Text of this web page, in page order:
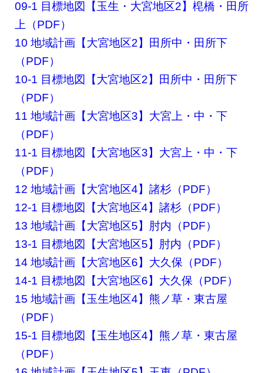
09-1 目標地図【玉生・大宮地区2】梍橋・田所
上（PDF）
10 地域計画【大宮地区2】田所中・田所下
（PDF）
10-1 目標地図【大宮地区2】田所中・田所下
（PDF）
11 地域計画【大宮地区3】大宮上・中・下
（PDF）
11-1 目標地図【大宮地区3】大宮上・中・下
（PDF）
12 地域計画【大宮地区4】諸杉（PDF）
12-1 目標地図【大宮地区4】諸杉（PDF）
13 地域計画【大宮地区5】肘内（PDF）
13-1 目標地図【大宮地区5】肘内（PDF）
14 地域計画【大宮地区6】大久保（PDF）
14-1 目標地図【大宮地区6】大久保（PDF）
15 地域計画【玉生地区4】熊ノ草・東古屋
（PDF）
15-1 目標地図【玉生地区4】熊ノ草・東古屋
（PDF）